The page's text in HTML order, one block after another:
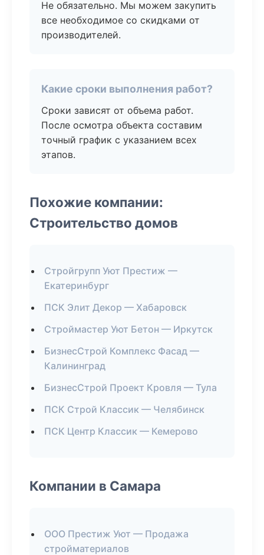
Не обязательно. Мы можем закупить
все необходимое со скидками от
производителей.
Какие сроки выполнения работ?
Сроки зависят от объема работ.
После осмотра объекта составим
точный график с указанием всех
этапов.
Похожие компании:
Строительство домов
Стройгрупп Уют Престиж —
Екатеринбург
ПСК Элит Декор — Хабаровск
Строймастер Уют Бетон — Иркутск
БизнесСтрой Комплекс Фасад —
Калининград
БизнесСтрой Проект Кровля — Тула
ПСК Строй Классик — Челябинск
ПСК Центр Классик — Кемерово
Компании в Самара
ООО Престиж Уют — Продажа
стройматериалов